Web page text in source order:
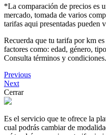
*La comparación de precios es
mercado, tomada de varios
tarifas aqui presentadas pueden
Recuerda que tu tarifa por km
factores como: edad, género,
Consulta términos y condiciones.
Previous
Next
Cerrar
Es el servicio que te ofrece la
cual podrás cambiar de